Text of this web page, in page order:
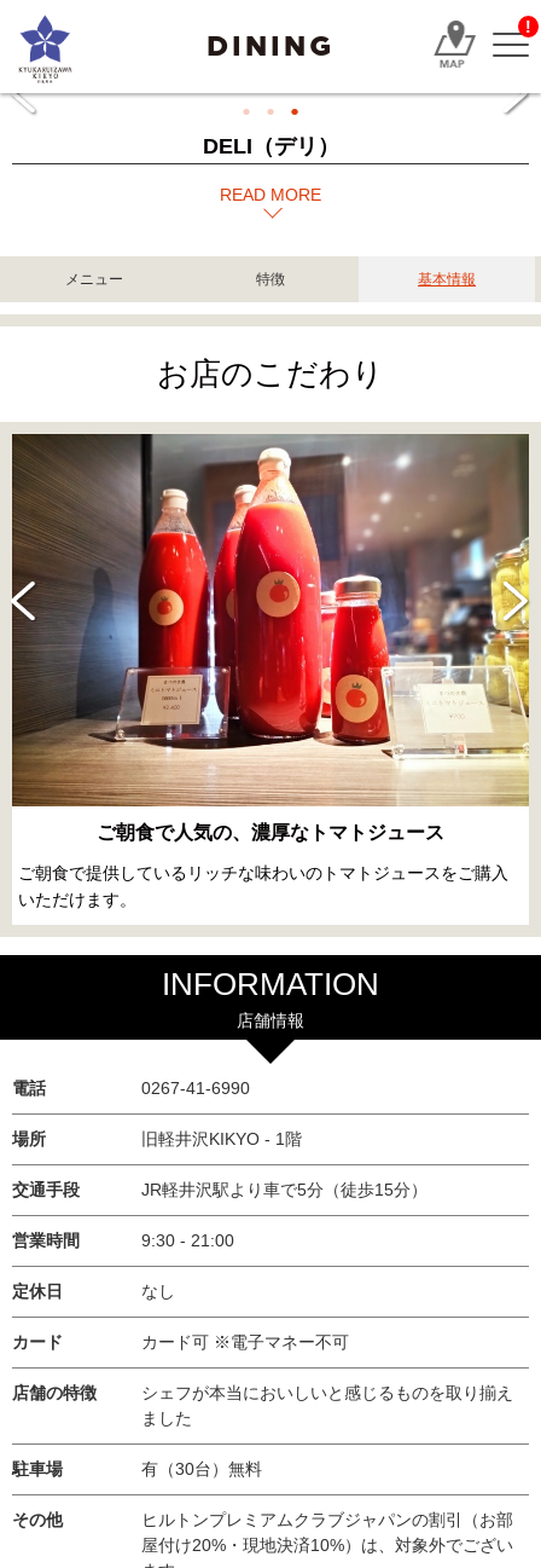
DINING
!
DELI（デリ）
READ MORE
メニュー 特徴 基本情報
お店のこだわり
ご朝食で人気の、濃厚なトマトジュース
朝食で提供しているリッチな味わいのトマトジュースをご購入
ただけます。
INFORMATION
店舗情報
電話 0267-41-6990
場所 旧軽井沢KIKYO - 1階
交通手段 JR軽井沢駅より車で5分（徒歩15分）
営業時間 9:30 - 21:00
定休日 なし
カード カード可 ※電子マネー不可
店舗の特徴
シェフが本当においしいと感じるものを取り揃え
ました
駐車場 有（30台）無料
その他
ヒルトンプレミアムクラブジャパンの割引（お部
屋付け20%・現地決済10%）は、対象外でござい